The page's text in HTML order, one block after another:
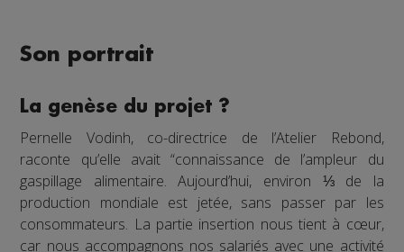
Son portrait
La genèse du projet ?
Pernelle Vodinh, co-directrice de l’Atelier Rebond,
raconte qu’elle avait “connaissance de l’ampleur du
gaspillage alimentaire. Aujourd’hui, environ ⅓ de la
production mondiale est jetée, sans passer par les
consommateurs. La partie insertion nous tient à cœur,
car nous accompagnons nos salariés avec une activité